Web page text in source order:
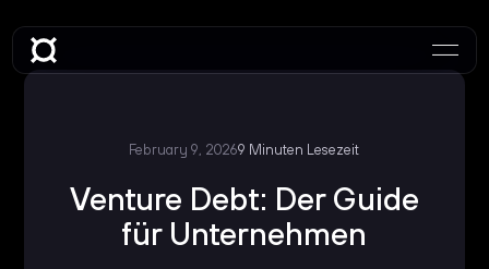
February 9, 20269 Minuten Lesezeit
Venture Debt: Der Guide
für Unternehmen